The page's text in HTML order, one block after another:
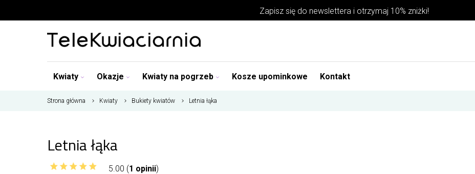
Zapisz się do newslettera i otrzymaj 10% zniżki!
Kwiaty Okazje Kwiaty na pogrzeb Kosze upominkowe Kontakt
Strona główna Kwiaty Bukiety kwiatów Letnia łąka
Letnia łąka
5.00 (1 opinii)